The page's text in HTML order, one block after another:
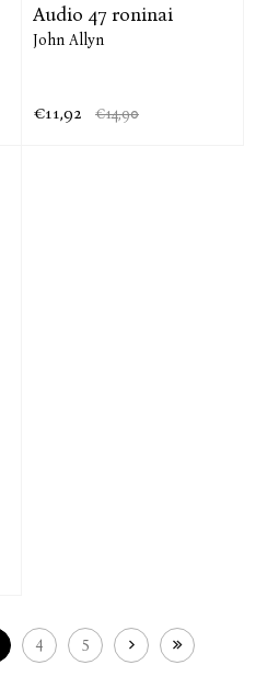
Audio 47 roninai
John Allyn
€11,92 €14,90
4 5